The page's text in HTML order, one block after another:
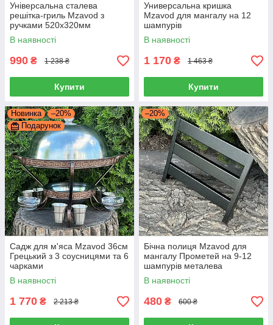
Універсальна сталева
решітка-гриль Mzavod з
ручками 520х320мм
В наявності
990 ₴ 1 238 ₴
Купити
Универсальна кришка
Mzavod для мангалу на 12
шампурів
В наявності
1 170 ₴ 1 463 ₴
Купити
Новинка
–20%
Подарунок
Садж для м'яса Mzavod 36см
Грецький з 3 соусницями та 6
чарками
В наявності
1 770 ₴ 2 213 ₴
–20%
Бічна полиця Mzavod для
мангалу Прометей на 9-12
шампурів металева
В наявності
480 ₴ 600 ₴